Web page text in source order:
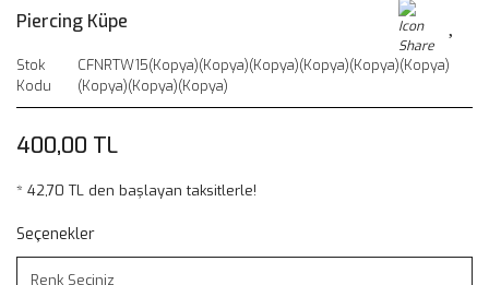
Piercing Küpe
Stok
Kodu
CFNRTW15(Kopya)(Kopya)(Kopya)(Kopya)(Kopya)(Kopya)
(Kopya)(Kopya)(Kopya)
400,00 TL
* 42,70 TL den başlayan taksitlerle!
Seçenekler